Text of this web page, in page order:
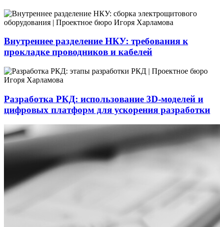
Внутреннее разделение НКУ: требования к
прокладке проводников и кабелей
Разработка РКД: использование 3D-моделей и
цифровых платформ для ускорения разработки